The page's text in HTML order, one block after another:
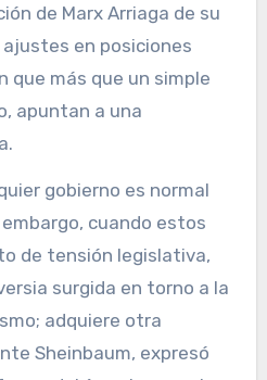
de Marx Arriaga de su
en posiciones
que más que un simple
apuntan a una
gobierno es normal
cuando estos
de tensión legislativa,
surgida en torno a la
adquiere otra
Sheinbaum, expresó